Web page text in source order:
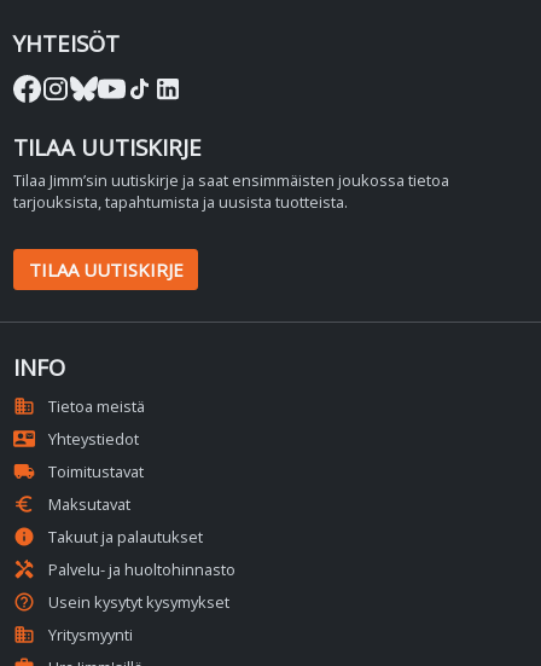
YHTEISÖT
TILAA UUTISKIRJE
Tilaa Jimm’sin uutiskirje ja saat ensimmäisten joukossa tietoa
tarjouksista, tapahtumista ja uusista tuotteista.
TILAA UUTISKIRJE
INFO
domain
Tietoa meistä
contact_mail
Yhteystiedot
local_shipping
Toimitustavat
euro
Maksutavat
info
Takuut ja palautukset
handyman
Palvelu- ja huoltohinnasto
help_outline
Usein kysytyt kysymykset
business
Yritysmyynti